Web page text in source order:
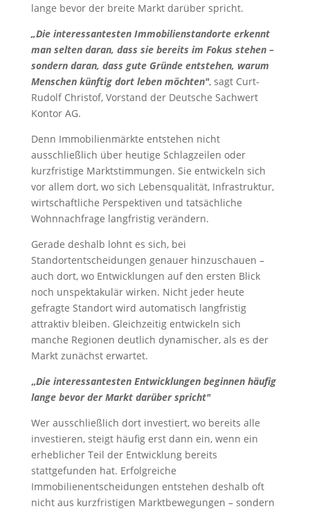
lange bevor der breite Markt darüber spricht.
„Die interessantesten Immobilienstandorte erkennt
man selten daran, dass sie bereits im Fokus stehen –
sondern daran, dass gute Gründe entstehen, warum
Menschen künftig dort leben möchten", sagt Curt-
Rudolf Christof, Vorstand der Deutsche Sachwert
Kontor AG.
Denn Immobilienmärkte entstehen nicht
ausschließlich über heutige Schlagzeilen oder
kurzfristige Marktstimmungen. Sie entwickeln sich
vor allem dort, wo sich Lebensqualität, Infrastruktur,
wirtschaftliche Perspektiven und tatsächliche
Wohnnachfrage langfristig verändern.
Gerade deshalb lohnt es sich, bei
Standortentscheidungen genauer hinzuschauen –
auch dort, wo Entwicklungen auf den ersten Blick
noch unspektakulär wirken. Nicht jeder heute
gefragte Standort wird automatisch langfristig
attraktiv bleiben. Gleichzeitig entwickeln sich
manche Regionen deutlich dynamischer, als es der
Markt zunächst erwartet.
„Die interessantesten Entwicklungen beginnen häufig
lange bevor der Markt darüber spricht"
Wer ausschließlich dort investiert, wo bereits alle
investieren, steigt häufig erst dann ein, wenn ein
erheblicher Teil der Entwicklung bereits
stattgefunden hat. Erfolgreiche
Immobilienentscheidungen entstehen deshalb oft
nicht aus kurzfristigen Marktbewegungen – sondern